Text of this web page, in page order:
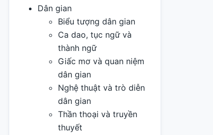
Dân gian
Biểu tượng dân gian
Ca dao, tục ngữ và
thành ngữ
Giấc mơ và quan niệm
dân gian
Nghệ thuật và trò diễn
dân gian
Thần thoại và truyền
thuyết